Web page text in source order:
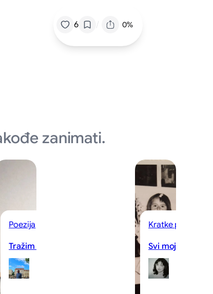
6 / 0%
zanimati.
Poezija
Tražim te
Kratke priče
Svi moji buketi